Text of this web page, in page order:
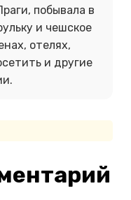
побывала в
и чешское
отелях,
и другие